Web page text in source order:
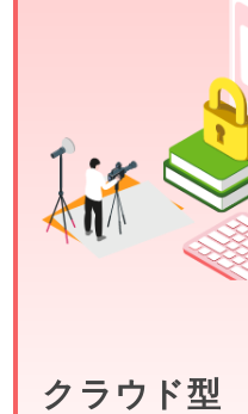
クラウド型